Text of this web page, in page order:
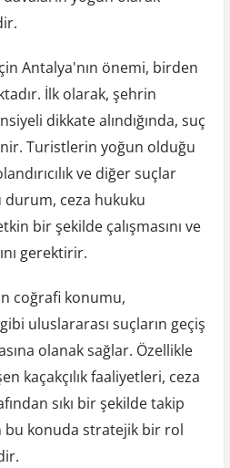
Antalya'nın önemi, birden
İlk olarak, şehrin
dikkate alındığında, suç
Turistlerin yoğun olduğu
ve diğer suçlar
durum, ceza hukuku
bir şekilde çalışmasını ve
gerektirir.
coğrafi konumu,
uluslararası suçların geçiş
olanak sağlar. Özellikle
kaçakçılık faaliyetleri, ceza
sıkı bir şekilde takip
bu konuda stratejik bir rol